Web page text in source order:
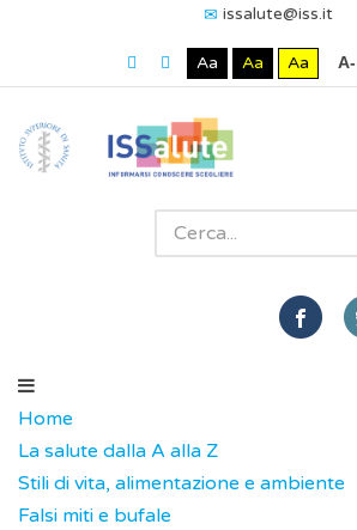
issalute@iss.it
Aa Aa Aa A-
Home
La salute dalla A alla Z
Stili di vita, alimentazione e ambiente
Falsi miti e bufale